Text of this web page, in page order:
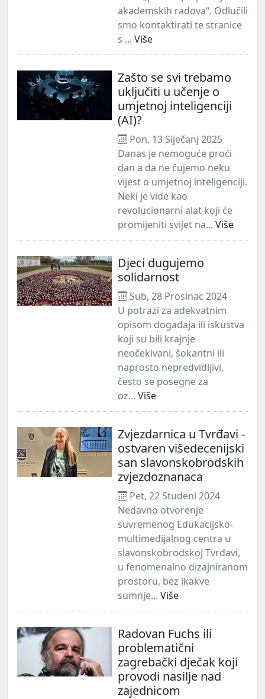
akademskih radova“. Odlučili
smo kontaktirati te stranice
s ... Više
Zašto se svi trebamo
uključiti u učenje o
umjetnoj inteligenciji
(AI)?
Pon, 13 Siječanj 2025
Danas je nemoguće proći
dan a da ne čujemo neku
vijest o umjetnoj inteligenciji.
Neki je vide kao
revolucionarni alat koji će
promijeniti svijet na... Više
Djeci dugujemo
solidarnost
Sub, 28 Prosinac 2024
U potrazi za adekvatnim
opisom događaja ili iskustva
koji su bili krajnje
neočekivani, šokantni ili
naprosto nepredvidljivi,
često se posegne za
oz... Više
Zvjezdarnica u Tvrđavi -
ostvaren višedecenijski
san slavonskobrodskih
zvjezdoznanaca
Pet, 22 Studeni 2024
Nedavno otvorenje
suvremenog Edukacijsko-
multimedijalnog centra u
slavonskobrodskoj Tvrđavi,
u fenomenalno dizajniranom
prostoru, bez ikakve
sumnje... Više
Radovan Fuchs ili
problematični
zagrebački dječak koji
provodi nasilje nad
zajednicom